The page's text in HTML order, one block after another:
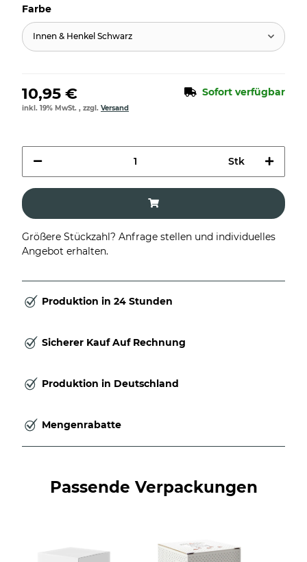
Farbe
Innen & Henkel Schwarz
10,95 € Sofort verfügbar
inkl. 19% MwSt. , zzgl. Versand
Stk
Größere Stückzahl? Anfrage stellen und individuelles
Angebot erhalten.
Produktion in 24 Stunden
Sicherer Kauf Auf Rechnung
Produktion in Deutschland
Mengenrabatte
Passende Verpackungen